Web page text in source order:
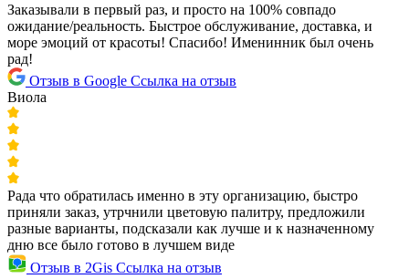
Заказывали в первый раз, и просто на 100% совпадо
ожидание/реальность. Быстрое обслуживание, доставка, и
море эмоций от красоты! Спасибо! Именинник был очень
рад!
Отзыв в Google Ссылка на отзыв
Виола
Рада что обратилась именно в эту организацию, быстро
приняли заказ, утрчнили цветовую палитру, предложили
разные варианты, подсказали как лучше и к назначенному
дню все было готово в лучшем виде
Отзыв в 2Gis Ссылка на отзыв